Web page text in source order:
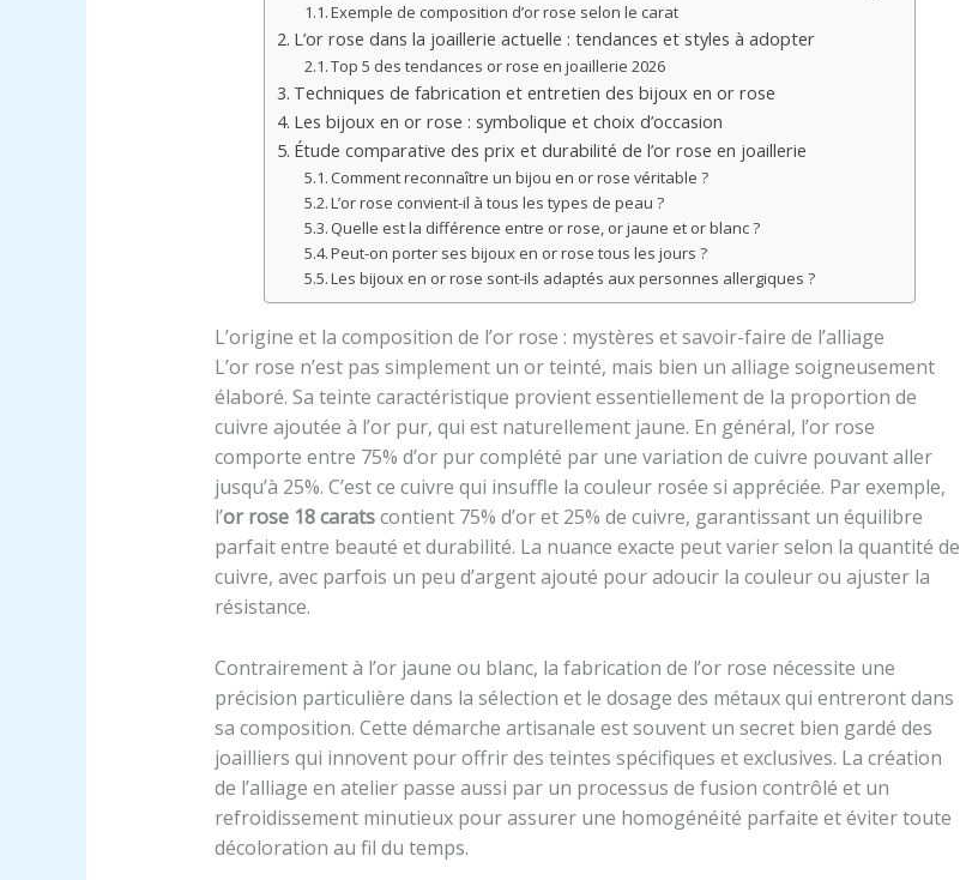
Exemple de composition d’or rose selon le carat
L’or rose dans la joaillerie actuelle : tendances et styles à adopter
Top 5 des tendances or rose en joaillerie 2026
Techniques de fabrication et entretien des bijoux en or rose
Les bijoux en or rose : symbolique et choix d’occasion
Étude comparative des prix et durabilité de l’or rose en joaillerie
Comment reconnaître un bijou en or rose véritable ?
L’or rose convient-il à tous les types de peau ?
Quelle est la différence entre or rose, or jaune et or blanc ?
Peut-on porter ses bijoux en or rose tous les jours ?
Les bijoux en or rose sont-ils adaptés aux personnes allergiques ?
L’origine et la composition de l’or rose : mystères et savoir-faire de l’alliage
L’or rose n’est pas simplement un or teinté, mais bien un alliage soigneusement
élaboré. Sa teinte caractéristique provient essentiellement de la proportion de
cuivre ajoutée à l’or pur, qui est naturellement jaune. En général, l’or rose
comporte entre 75% d’or pur complété par une variation de cuivre pouvant aller
jusqu’à 25%. C’est ce cuivre qui insuffle la couleur rosée si appréciée. Par exemple,
l’or rose 18 caratscontient 75% d’or et 25% de cuivre, garantissant un équilibre
parfait entre beauté et durabilité. La nuance exacte peut varier selon la quantité de
cuivre, avec parfois un peu d’argent ajouté pour adoucir la couleur ou ajuster la
résistance.
Contrairement à l’or jaune ou blanc, la fabrication de l’or rose nécessite une
précision particulière dans la sélection et le dosage des métaux qui entreront dans
sa composition. Cette démarche artisanale est souvent un secret bien gardé des
joailliers qui innovent pour offrir des teintes spécifiques et exclusives. La création
de l’alliage en atelier passe aussi par un processus de fusion contrôlé et un
refroidissement minutieux pour assurer une homogénéité parfaite et éviter toute
décoloration au fil du temps.